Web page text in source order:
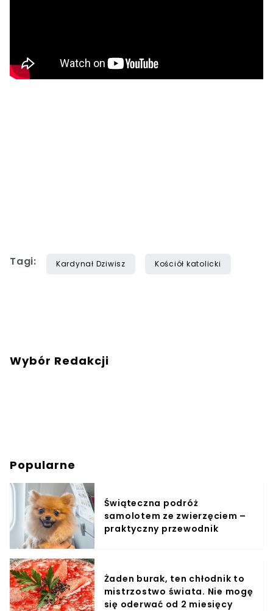
Tagi: Kardynał Dziwisz Kościół katolicki
Wybór Redakcji
Popularne
Świąteczna podróż
samolotem ze zwierzęciem –
praktyczny przewodnik
Żaden burak, ten chłodnik to
mistrzostwo świata. Nie mogę
się oderwać od 2 miesięcy